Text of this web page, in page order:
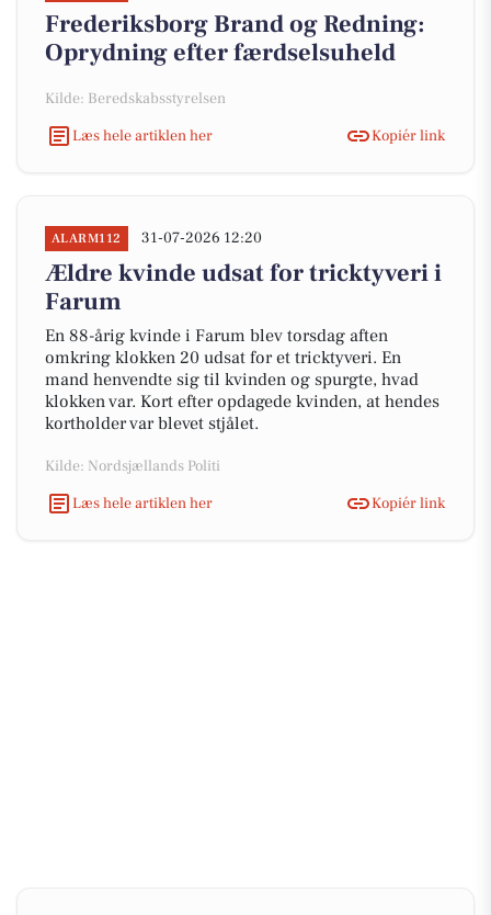
Frederiksborg Brand og Redning:
Oprydning efter færdselsuheld
Kilde: Beredskabsstyrelsen
Læs hele artiklen her
Kopiér link
ALARM112 31-07-2026 12:20
Ældre kvinde udsat for tricktyveri i
Farum
En 88-årig kvinde i Farum blev torsdag aften
omkring klokken 20 udsat for et tricktyveri. En
mand henvendte sig til kvinden og spurgte, hvad
klokken var. Kort efter opdagede kvinden, at hendes
kortholder var blevet stjålet.
Kilde: Nordsjællands Politi
Læs hele artiklen her
Kopiér link